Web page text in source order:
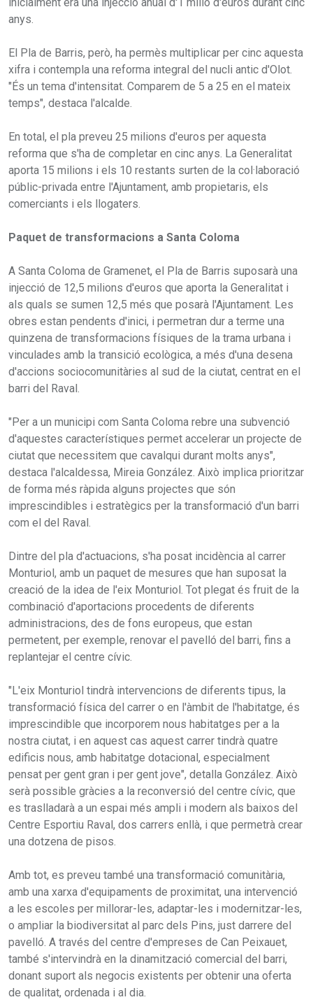
anys.
El Pla de Barris, però, ha permès multiplicar per cinc aquesta
xifra i contempla una reforma integral del nucli antic d'Olot.
"És un tema d'intensitat. Comparem de 5 a 25 en el mateix
temps", destaca l'alcalde.
En total, el pla preveu 25 milions d'euros per aquesta
reforma que s'ha de completar en cinc anys. La Generalitat
aporta 15 milions i els 10 restants surten de la col·laboració
públic-privada entre l'Ajuntament, amb propietaris, els
comerciants i els llogaters.
Paquet de transformacions a Santa Coloma
A Santa Coloma de Gramenet, el Pla de Barris suposarà una
injecció de 12,5 milions d'euros que aporta la Generalitat i
als quals se sumen 12,5 més que posarà l'Ajuntament. Les
obres estan pendents d'inici, i permetran dur a terme una
quinzena de transformacions físiques de la trama urbana i
vinculades amb la transició ecològica, a més d'una desena
d'accions sociocomunitàries al sud de la ciutat, centrat en el
barri del Raval.
"Per a un municipi com Santa Coloma rebre una subvenció
d'aquestes característiques permet accelerar un projecte de
ciutat que necessitem que cavalqui durant molts anys",
destaca l'alcaldessa, Mireia González. Això implica prioritzar
de forma més ràpida alguns projectes que són
imprescindibles i estratègics per la transformació d'un barri
com el del Raval.
Dintre del pla d'actuacions, s'ha posat incidència al carrer
Monturiol, amb un paquet de mesures que han suposat la
creació de la idea de l'eix Monturiol. Tot plegat és fruit de la
combinació d'aportacions procedents de diferents
administracions, des de fons europeus, que estan
permetent, per exemple, renovar el pavelló del barri, fins a
replantejar el centre cívic.
"L'eix Monturiol tindrà intervencions de diferents tipus, la
transformació física del carrer o en l'àmbit de l'habitatge, és
imprescindible que incorporem nous habitatges per a la
nostra ciutat, i en aquest cas aquest carrer tindrà quatre
edificis nous, amb habitatge dotacional, especialment
pensat per gent gran i per gent jove", detalla González. Això
serà possible gràcies a la reconversió del centre cívic, que
es traslladarà a un espai més ampli i modern als baixos del
Centre Esportiu Raval, dos carrers enllà, i que permetrà crear
una dotzena de pisos.
Amb tot, es preveu també una transformació comunitària,
amb una xarxa d'equipaments de proximitat, una intervenció
a les escoles per millorar-les, adaptar-les i modernitzar-les,
o ampliar la biodiversitat al parc dels Pins, just darrere del
pavelló. A través del centre d'empreses de Can Peixauet,
també s'intervindrà en la dinamització comercial del barri,
donant suport als negocis existents per obtenir una oferta
de qualitat, ordenada i al dia.